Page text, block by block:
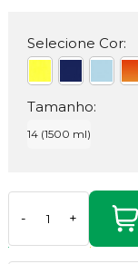
Selecione Cor:
Tamanho:
14 (1500 ml)
- +